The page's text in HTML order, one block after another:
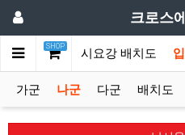
크로스
SHOP
메인 입시요강 배치도
가군 나군 다군 배치도